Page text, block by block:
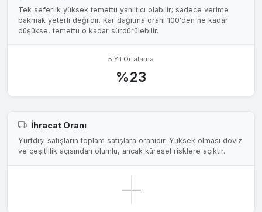
Tek seferlik yüksek temettü yanıltıcı olabilir; sadece verime
bakmak yeterli değildir. Kar dağıtma oranı 100'den ne kadar
düşükse, temettü o kadar sürdürülebilir.
5 Yıl Ortalama
%23
İhracat Oranı
Yurtdışı satışların toplam satışlara oranıdır. Yüksek olması döviz
ve çeşitlilik açısından olumlu, ancak küresel risklere açıktır.
——